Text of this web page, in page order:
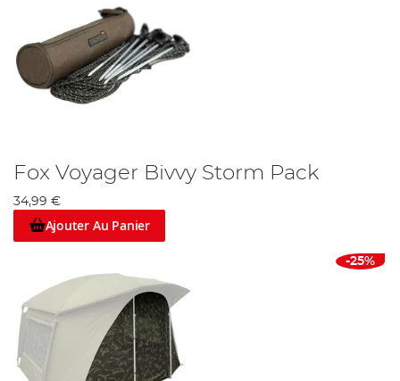
Fox Voyager Bivvy Storm Pack
34,99 €
Ajouter Au Panier
-25%